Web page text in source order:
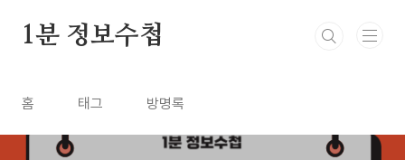
1분 정보수첩
홈 태그 방명록